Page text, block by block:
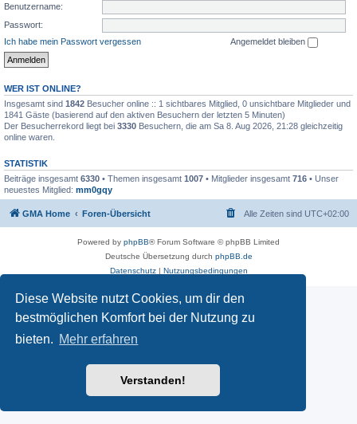
Diese Website nutzt Cookies, um dir den
bestmöglichen Komfort bei der Nutzung zu
bieten. Mehr erfahren
Verstanden!
Benutzername:
Passwort:
Ich habe mein Passwort vergessen
Angemeldet bleiben
WER IST ONLINE?
Insgesamt sind 1842 Besucher online :: 1 sichtbares Mitglied, 0 unsichtbare Mitglieder und
1841 Gäste (basierend auf den aktiven Besuchern der letzten 5 Minuten)
Der Besucherrekord liegt bei 3330 Besuchern, die am Sa 8. Aug 2026, 21:28 gleichzeitig
online waren.
STATISTIK
Beiträge insgesamt 6330 • Themen insgesamt 1007 • Mitglieder insgesamt 716 • Unser
neuestes Mitglied: mm0gqy
GMA Home Foren-Übersicht Alle Zeiten sind UTC+02:00
Powered by phpBB® Forum Software © phpBB Limited
Deutsche Übersetzung durch phpBB.de
Datenschutz| Nutzungsbedingungen